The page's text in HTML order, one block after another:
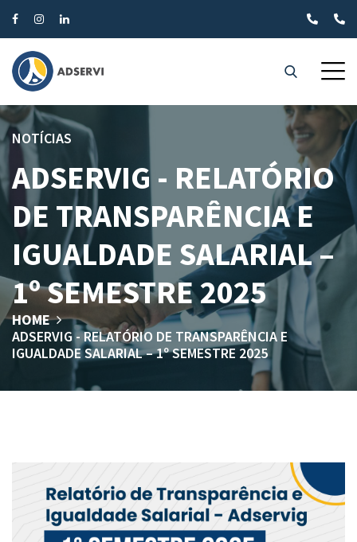
NOTÍCIAS
ADSERVIG - RELATÓRIO
DE TRANSPARÊNCIA E
IGUALDADE SALARIAL –
1º SEMESTRE 2025
HOME
ADSERVIG - RELATÓRIO DE TRANSPARÊNCIA E
IGUALDADE SALARIAL – 1º SEMESTRE 2025